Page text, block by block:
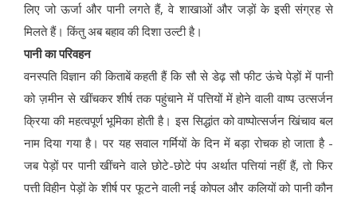
लिए जो ऊर्जा और पानी लगते हैं, वे शाखाओं और जड़ों के इसी संग्रह से
मिलते हैं। किंतु अब बहाव की दिशा उल्टी है।
पानी का परिवहन
वनस्पति विज्ञान की किताबें कहती हैं कि सौ से डेढ़ सौ फीट ऊंचे पेड़ों में पानी
को ज़मीन से खींचकर शीर्ष तक पहुंचाने में पत्तियों में होने वाली वाष्प उत्सर्जन
क्रिया की महत्वपूर्ण भूमिका होती है। इस सिद्धांत को वाष्पोत्सर्जन खिंचाव बल
नाम दिया गया है। पर यह सवाल गर्मियों के दिन में बड़ा रोचक हो जाता है -
जब पेड़ों पर पानी खींचने वाले छोटे-छोटे पंप अर्थात पत्तियां नहीं हैं, तो फिर
पत्ती विहीन पेड़ों के शीर्ष पर फूटने वाली नई कोपल और कलियों को पानी कौन